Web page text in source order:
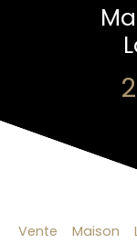
Vente Maison